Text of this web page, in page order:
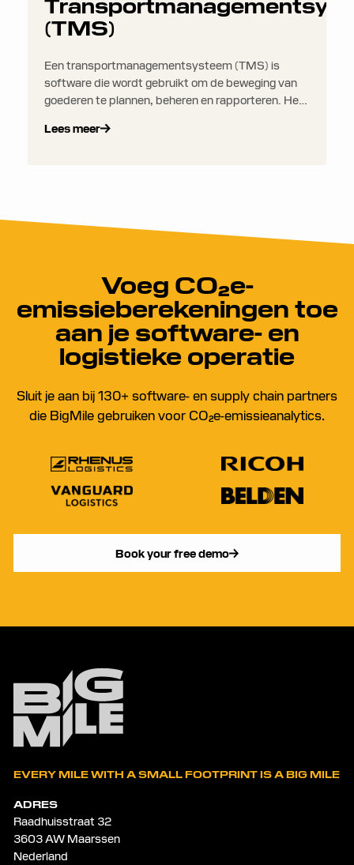
(TMS)
Een transportmanagementsysteem (TMS) is
software die wordt gebruikt om de beweging van
goederen te plannen, beheren en rapporteren. Het
en vervoerdersselectie tot het volgen van
Lees meer
Voeg CO₂e-
emissieberekeningen toe
aan je software- en
logistieke operatie
Sluit je aan bij 130+ software- en supply chain partners
die BigMile gebruiken voor CO₂e-emissieanalytics.
Book your free demo
EVERY MILE WITH A SMALL FOOTPRINT IS A BIG MILE
ADRES
Raadhuisstraat 32
3603 AW Maarssen
Nederland